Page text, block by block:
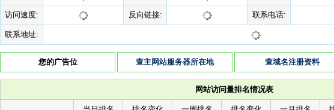
访问速度: 反向链接: 联系电话:
联系地址:
您的广告位 查主网站服务器所在地 查域名注册资料
网站访问量排名情况表